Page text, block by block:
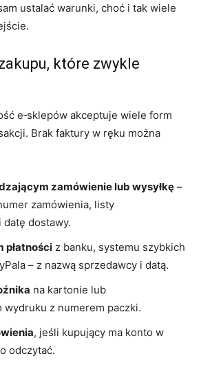
ustalać warunki, choć i tak wiele
które zwykle
e‑sklepów akceptuje wiele form
Brak faktury w ręku można
zamówienie lub wysyłkę –
zamówienia, listy
dostawy.
płatności z banku, systemu szybkich
– z nazwą sprzedawcy i datą.
na kartonie lub
wydruku z numerem paczki.
, jeśli kupujący ma konto w
odczytać.